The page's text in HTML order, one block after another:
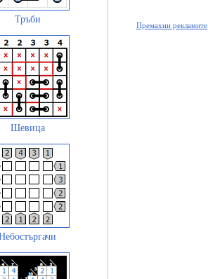
Тръби
Шевица
Премахни рекламите